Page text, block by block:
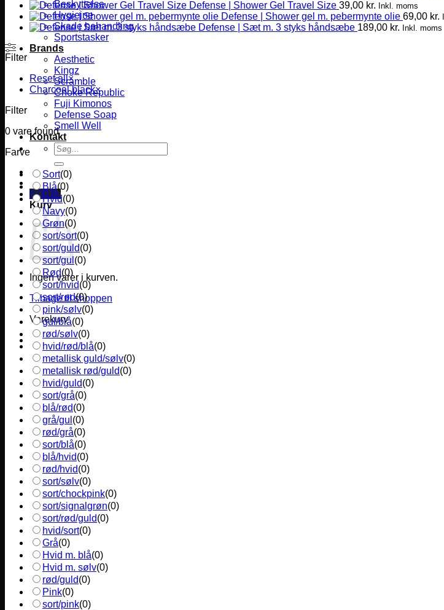
Beskyttelse
Hygiejne
Skade behandling
Sportstasker
Brands
Aesthetic
Kingz
Scramble
Choke Republic
Fuji Kimonos
Defense Soap
Smell Well
Kontakt
Søg
efter:
0,00kr.
Kurv
Ingen varer i kurven.
Tilbage til shoppen
Varekurv
Defense | Shower Gel Travel Size 39,00 kr. Inkl. moms
Defense | Shower gel m. pebermynte olie 69,00 kr.
Defense | Sæt m. 3 styks håndsæbe 189,00 kr. Inkl. moms
Filter
Reset all×
Charcoal black×
Filter
0 vare found
Farve
Sort(0)
Blå(0)
Hvid(0)
Navy(0)
Grøn(0)
sort/sort(0)
sort/guld(0)
sort/gul(0)
Rød(0)
sort/hvid(0)
sort/rød(0)
pink/sølv(0)
gul/blå(0)
rød/sølv(0)
hvid/rød/blå(0)
metallisk guld/sølv(0)
metallisk rød/guld(0)
hvid/guld(0)
sort/grå(0)
blå/rød(0)
grå/gul (0)
rød/grå(0)
sort/blå(0)
blå/hvid(0)
rød/hvid(0)
sort/sølv(0)
sort/chockpink(0)
sort/signalgrøn(0)
sort/rød/guld(0)
hvid/sort(0)
Grå(0)
Hvid m. blå(0)
Hvid m. sølv(0)
rød/guld(0)
Pink(0)
sort/pink(0)